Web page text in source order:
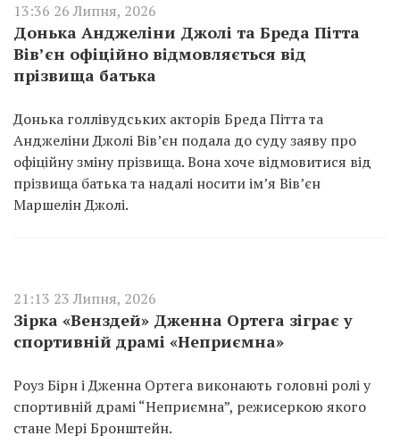
13:36 26 Липня, 2026
Донька Анджеліни Джолі та Бреда Пітта
Вів’єн офіційно відмовляється від
прізвища батька
Донька голлівудських акторів Бреда Пітта та
Анджеліни Джолі Вів’єн подала до суду заяву про
офіційну зміну прізвища. Вона хоче відмовитися від
прізвища батька та надалі носити ім’я Вів’єн
Маршелін Джолі.
21:13 23 Липня, 2026
Зірка «Венздей» Дженна Ортега зіграє у
спортивній драмі «Неприємна»
Роуз Бірн і Дженна Ортега виконають головні ролі у
спортивній драмі “Неприємна”, режисеркою якого
стане Мері Бронштейн.